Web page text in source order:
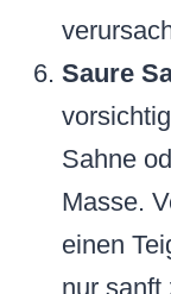
Saure
Sahne
Masse.
einen
nur sanft